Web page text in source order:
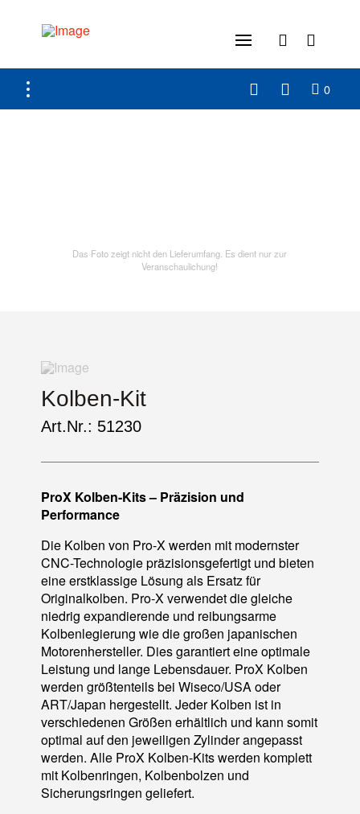
0
Das Foto zeigt nicht den Lieferumfang. Es dient nur zur
Veranschaulichung!
Kolben-Kit
Art.Nr.: 51230
ProX Kolben-Kits – Präzision und
Performance
Die Kolben von Pro-X werden mit modernster
CNC-Technologie präzisionsgefertigt und bieten
eine erstklassige Lösung als Ersatz für
Originalkolben. Pro-X verwendet die gleiche
niedrig expandierende und reibungsarme
Kolbenlegierung wie die großen japanischen
Motorenhersteller. Dies garantiert eine optimale
Leistung und lange Lebensdauer. ProX Kolben
werden größtenteils bei Wiseco/USA oder
ART/Japan hergestellt. Jeder Kolben ist in
verschiedenen Größen erhältlich und kann somit
optimal auf den jeweiligen Zylinder angepasst
werden. Alle ProX Kolben-Kits werden komplett
mit Kolbenringen, Kolbenbolzen und
Sicherungsringen geliefert.